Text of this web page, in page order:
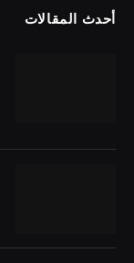
أحدث المقالات